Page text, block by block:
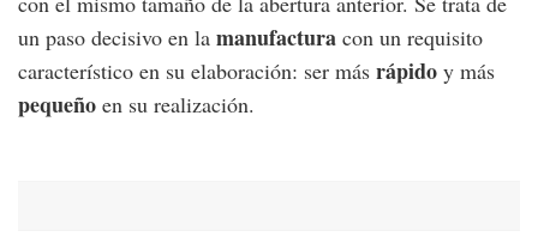
un paso decisivo en la manufactura con un requisito
característico en su elaboración: ser más rápido y más
pequeño en su realización.